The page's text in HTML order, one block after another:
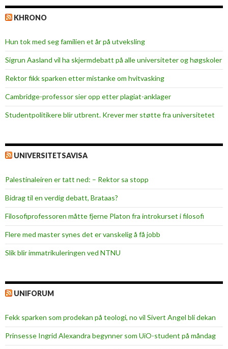
a
KHRONO
Hun tok med seg familien et år på utveksling
Sigrun Aasland vil ha skjerm­debatt på alle universiteter og høgskoler
Rektor fikk sparken etter mistanke om hvitvasking
Cambridge-professor sier opp etter plagiat-anklager
Studentpolitikere blir utbrent. Krever mer støtte fra universitetet
UNIVERSITETSAVISA
Palestinaleiren er tatt ned: – Rektor sa stopp
Bidrag til en verdig debatt, Brataas?
Filosofiprofessoren måtte fjerne Platon fra introkurset i filosofi
Flere med master synes det er vanskelig å få jobb
Slik blir immatrikuleringen ved NTNU
UNIFORUM
Fekk sparken som prodekan på teologi, no vil Sivert Angel bli dekan
Prinsesse Ingrid Alexandra begynner som UiO-student på måndag